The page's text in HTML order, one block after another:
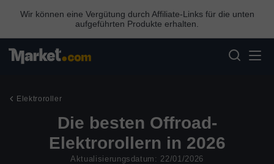
Wir können eine Vergütung durch Affiliate-Links für die unten
aufgeführten Produkte erhalten.
Elektroroller
Die besten Offroad-
Elektrorollern in 2026
Aktualisierungsdatum: 22/01/2026